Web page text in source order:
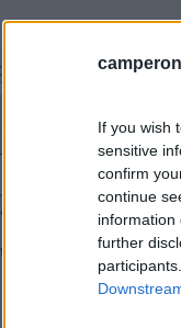
If you wish
sensitive
confirm
continue
information
further
alle 18:14:48
05/01/2019 alle
6, ma gia mettere